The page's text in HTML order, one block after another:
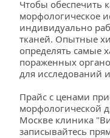
Чтобы обеспечить
морфологическое
индивидуально
тканей. Опытные
определять самые
пораженных
для исследований
Прайс с ценами
морфологической
Москве клиника
записывайтесь